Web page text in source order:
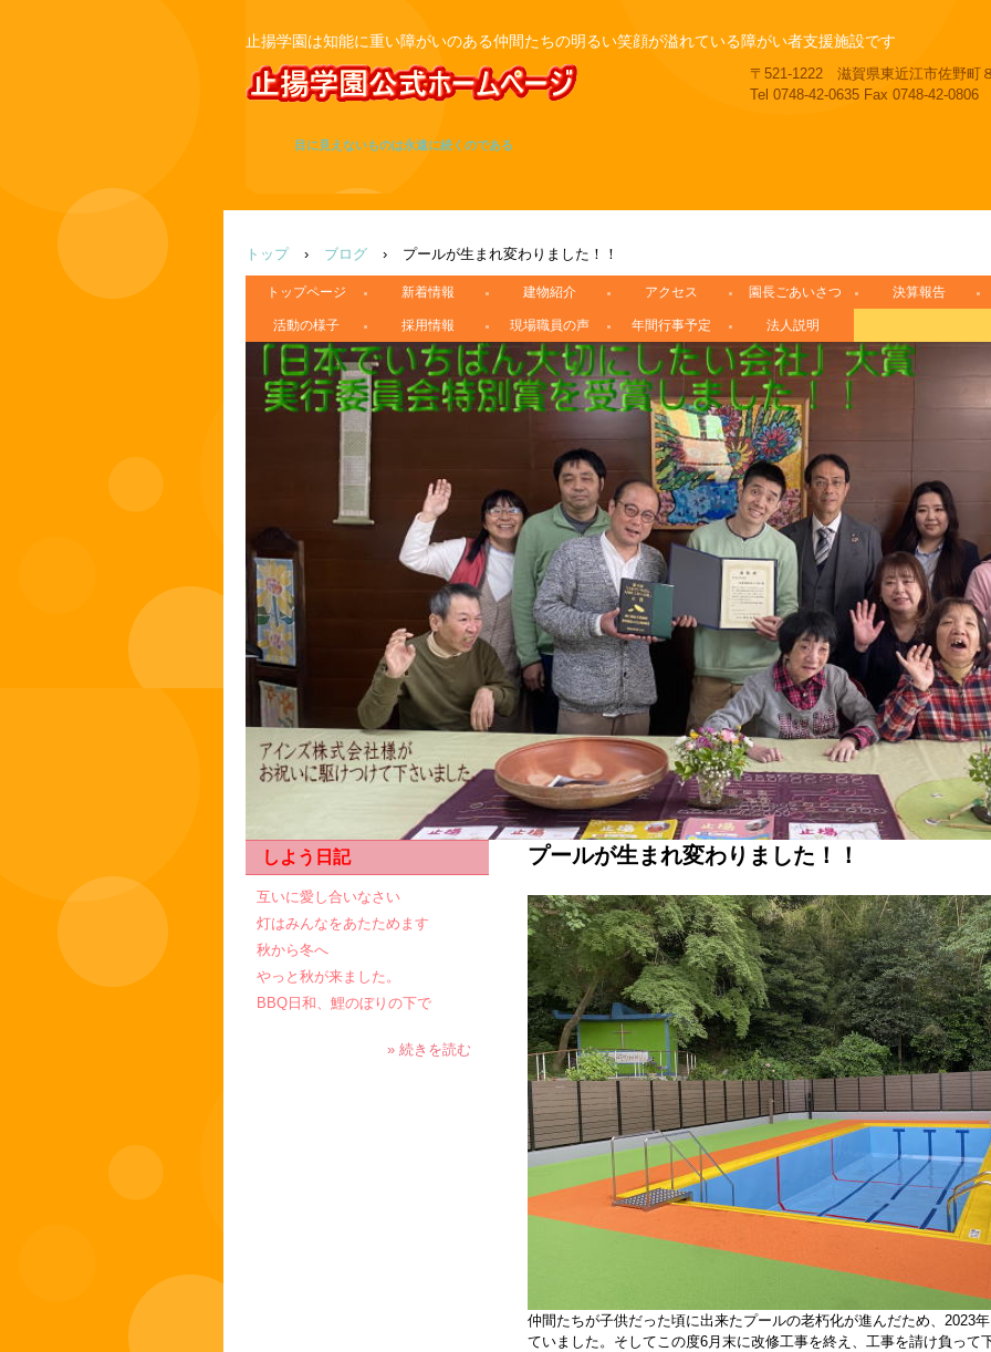
目に見えないものは永遠に続くのである
止揚学園は知能に重い障がいのある仲間たちの明るい笑顔が溢れている障がい者支援施設です
〒521-1222 滋賀県東近江市佐野町
Tel 0748-42-0635 Fax 0748-42-0806
トップ › ブログ › プールが生まれ変わりました！！
トップページ 新着情報 建物紹介 アクセス 園長ごあいさつ 決算報告
活動の様子 採用情報 現場職員の声 年間行事予定 法人説明
プールが生まれ変わりました！！
仲間たちが子供だった頃に出来たプールの老朽化が進んだため、2023
ていました。そしてこの度6月末に改修工事を終え、工事を請け負って
しよう日記
互いに愛し合いなさい
灯はみんなをあたためます
秋から冬へ
やっと秋が来ました。
BBQ日和、鯉のぼりの下で
» 続きを読む